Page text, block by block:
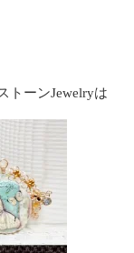
トーンJewelryは